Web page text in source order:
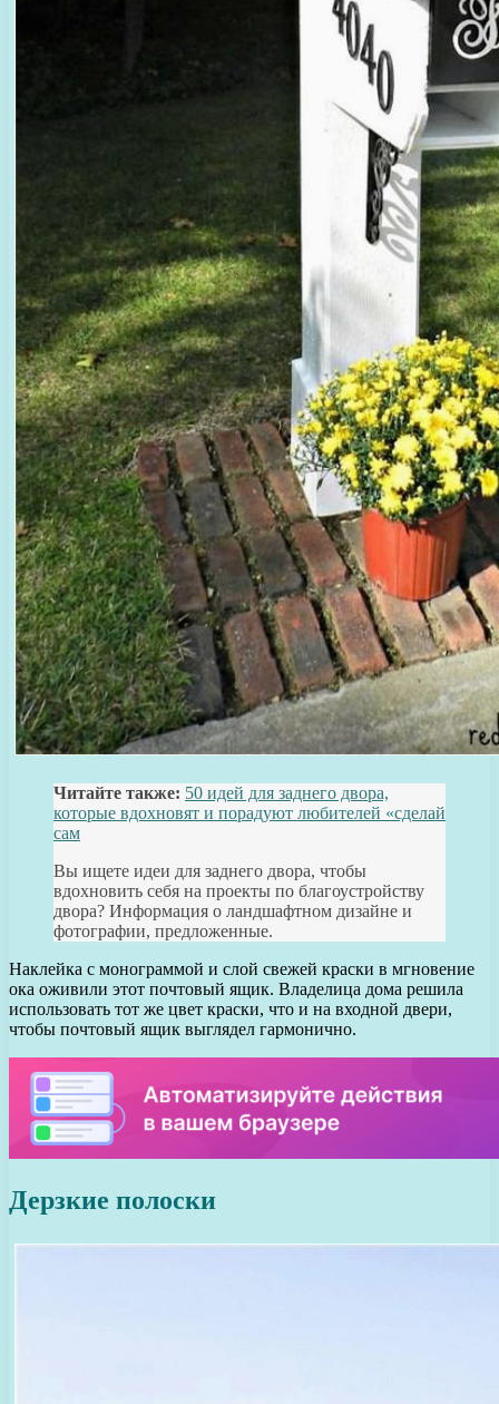
Читайте также: 50 идей для заднего двора,
которые вдохновят и порадуют любителей «сделай
сам
Вы ищете идеи для заднего двора, чтобы
вдохновить себя на проекты по благоустройству
двора? Информация о ландшафтном дизайне и
фотографии, предложенные.
Наклейка с монограммой и слой свежей краски в мгновение
ока оживили этот почтовый ящик. Владелица дома решила
использовать тот же цвет краски, что и на входной двери,
чтобы почтовый ящик выглядел гармонично.
Дерзкие полоски